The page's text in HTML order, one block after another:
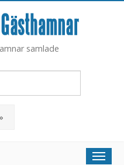
samlade
Toggle